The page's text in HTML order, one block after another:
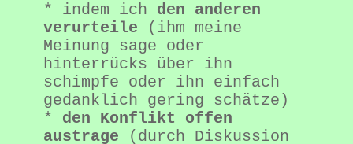
* indem ich den anderen
verurteile (ihm meine
Meinung sage oder
hinterrücks über ihn
schimpfe oder ihn einfach
gedanklich gering schätze)
* den Konflikt offen
austrage (durch Diskussion